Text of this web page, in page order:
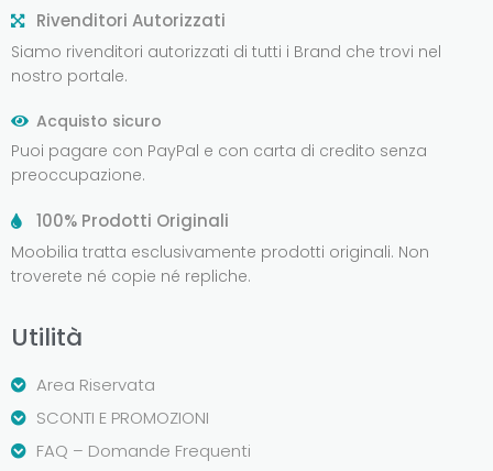
Rivenditori Autorizzati
Siamo rivenditori autorizzati di tutti i Brand che trovi nel
nostro portale.
Acquisto sicuro
Puoi pagare con PayPal e con carta di credito senza
preoccupazione.
100% Prodotti Originali
Moobilia tratta esclusivamente prodotti originali. Non
troverete né copie né repliche.
Utilità
Area Riservata
SCONTI E PROMOZIONI
FAQ – Domande Frequenti